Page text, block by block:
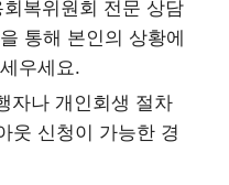
복위원회 전문 상담
통해 본인의 상황에
우세요.
자나 개인회생 절차
웃 신청이 가능한 경